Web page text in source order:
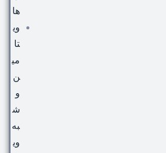
ها
وی
تا
می
ن
و
ش
به
وی